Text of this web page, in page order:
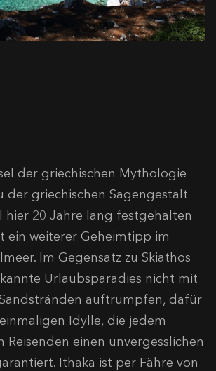
der griechischen Mythologie
der griechischen Sagengestalt
hier 20 Jahre lang festgehalten
ein weiterer Geheimtipp im
Im Gegensatz zu Skiathos
Urlaubsparadies nicht mit
auftrumpfen, dafür
Idylle, die jedem
Reisenden einen unvergesslichen
Ithaka ist per Fähre von